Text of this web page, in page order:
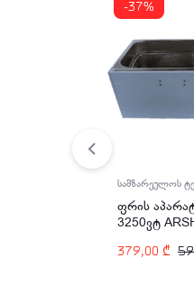
-37%
სამზარეულოს
ფრის
3250ვტ
379,00 ₾